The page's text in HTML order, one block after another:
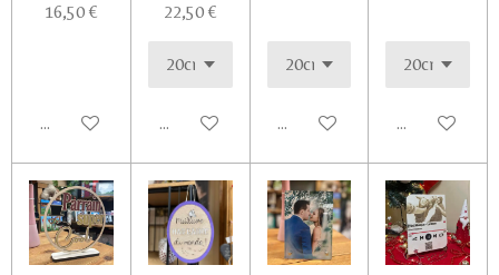
16,50 €
Ajouter au panier
22,50 €
Voir les détails Voir les détails Ajouter au